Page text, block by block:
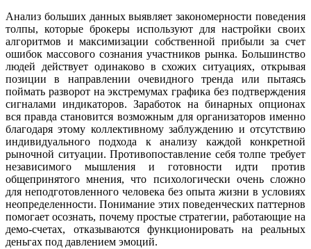
Анализ больших данных выявляет закономерности поведения
толпы, которые брокеры используют для настройки своих
алгоритмов и максимизации собственной прибыли за счет
ошибок массового сознания участников рынка. Большинство
людей действует одинаково в схожих ситуациях, открывая
позиции в направлении очевидного тренда или пытаясь
поймать разворот на экстремумах графика без подтверждения
сигналами индикаторов. Заработок на бинарных опционах
вся правда становится возможным для организаторов именно
благодаря этому коллективному заблуждению и отсутствию
индивидуального подхода к анализу каждой конкретной
рыночной ситуации. Противопоставление себя толпе требует
независимого мышления и готовности идти против
общепринятого мнения, что психологически очень сложно
для неподготовленного человека без опыта жизни в условиях
неопределенности. Понимание этих поведенческих паттернов
помогает осознать, почему простые стратегии, работающие на
демо-счетах, отказываются функционировать на реальных
деньгах под давлением эмоций.